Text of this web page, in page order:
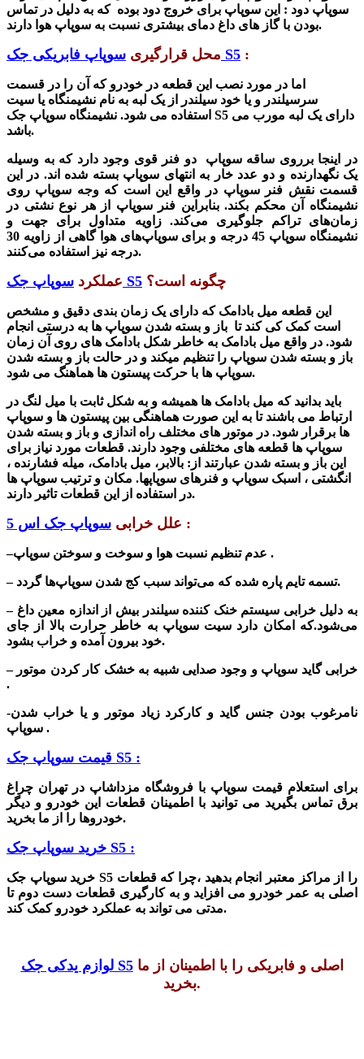
سوپاپ دود : این سوپاپ برای خروج دود بوده که به دلیل در تماس
بودن با گاز های داغ دمای بیشتری نسبت به سوپاپ هوا دارند.
محل قرارگیری سوپاپ فابریکی جک S5 :
اما در مورد نصب این قطعه در خودرو که آن را در قسمت
سرسیلندر و یا خود سیلندر از یک لبه به نام نشیمنگاه یا سیت
استفاده می شود. نشیمنگاه سوپاپ جک S5
باشد.
در اینجا برروی ساقهسوپاپ
دو فنر قوی وجود دارد که به وسیله
یک نگهدارنده و دو عدد خار به انتهای سوپاپ بسته شده اند. در این
قسمت نقش فنرسوپاپ در واقع این است که وجه سوپاپ روی
نشیمنگاه آن محکم بکند. بنابراین فنر سوپاپ از هر نوع نشتی در
زمان‌های تراکم جلوگیری می‌کند. زاویه متداول برای جهت و
نشیمنگاه سوپاپ 45 درجه و برای سوپاپ‌های هوا گاهی از زاویه 30
درجه نیز استفاده می‌کنند.
عملکرد سوپاپ جک S5 چگونه است؟
این قطعه میل بادامک که دارای یک زمان بندی دقیق و مشخص
است کمک کی کند تا باز و بسته شدن سوپاپ ها به درستی انجام
شود. در واقع میل بادامک به خاطر شکل بادامک های روی آن زمان
باز و بسته شدن سوپاپ را تنظیم میکند و در حالت باز و بسته شدن
سوپاپ ها با حرکت پیستون ها هماهنگ می شود.
باید بدانید که میل بادامک ها همیشه و به شکل ثابت با میل لنگ در
ارتباط می باشند تا به این صورت هماهنگی بین پیستون ها و سوپاپ
ها برقرار شود. در موتور های مختلف راه اندازی و باز و بسته شدن
سوپاپ ها قطعه های مختلفی وجود دارند. قطعات مورد نیاز برای
این باز و بسته شدن عبارتند از: بالابر، میل بادامک، میله فشارنده ،
انگشتی ، اسبک سوپاپ و فنرهای سوپاپها. مکان و ترتیب سوپاپ ها
در استفاده از این قطعات تاثیر دارند.
علل خرابی سوپاپ جک اس 5 :
–عدم تنظیم نسبت هوا و سوخت و .
– تسمه تایم پاره شده که می‌تواند سبب کج شدن سوپاپ‌ها گردد.
– به دلیل خرابی سیستم خنک کننده سیلندر بیش از اندازه معین داغ
می‌شود.که امکان دارد سیت سوپاپ به خاطر حرارت بالا از جای
خود بیرون آمده و خراب بشود.
– خرابی گاید سوپاپ و وجود صدایی شبیه به خشک کار کردن موتور
.
-نامرغوب بودن جنس گاید و کارکرد زیاد موتور و یا خراب شدن
سوپاپ .
قیمت سوپاپ جک S5 :
برای استعلام قیمت سوپاپ با فروشگاه مزدا شاپ در تهران چراغ
برق تماس بگیرید می توانید با اطمینان قطعات این خودرو و دیگر
خودروها را از ما بخرید.
خرید سوپاپ جک S5 :
خرید سوپاپ جک S5 را از مراکز معتبر انجام بدهید ،چرا که قطعات
اصلی به عمر خودرو می افزاید و به کارگیری قطعات دست دوم تا
مدتی می تواند به عملکرد خودرو کمک کند.
لوازم یدکی جک S5اصلی و فابریکی را با اطمینان از ما
بخرید.